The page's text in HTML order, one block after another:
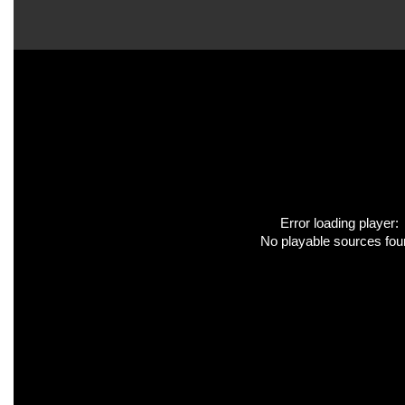
Error loading player:
No playable sources